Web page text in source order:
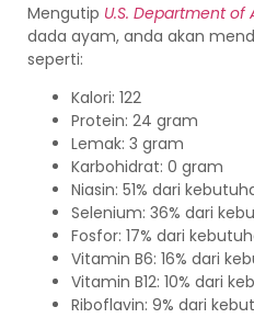
Mengutip U.S. Department of
dada ayam, anda akan
seperti:
Kalori: 122
Protein: 24 gram
Lemak: 3 gram
Karbohidrat: 0 gram
Niasin: 51% dari
Selenium: 36% dari
Fosfor: 17% dari
Vitamin B6: 16% dari
Vitamin B12: 10% dari
Riboflavin: 9% dari